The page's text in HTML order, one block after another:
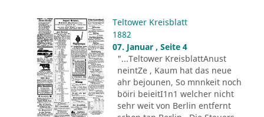
Teltower Kreisblatt
1882
07. Januar , Seite 4
"...Teltower KreisblattAnust
neintZe , Kaum hat das neue
ahr bejounen, So mnnkeit noch
böiri beieitI1n1 welcher nicht
sehr weit von Berlin entfernt